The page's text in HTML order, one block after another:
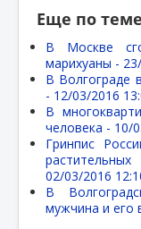
Еще по
В Москве
марихуаны -
В Волгограде
- 12/03/2016
В
человека - 10/
Гринпис
02/03/2016
В
мужчина и его